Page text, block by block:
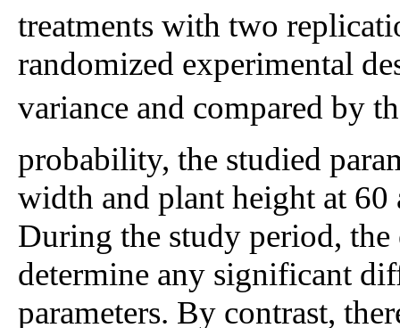
treatments with two
randomized experimental
variance and compared by
probability, the studied
width and plant height at
During the study period,
determine any significant
parameters. By contrast,